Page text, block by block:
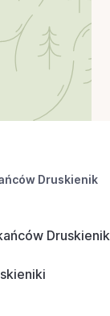
Druskienik
Druskienik